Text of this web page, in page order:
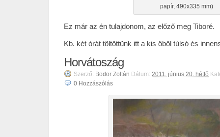
papír, 490x335 mm)
Ez már az én tulajdonom, az előző meg Tiboré.
Kb. két órát töltöttünk itt a kis öböl túlsó és
Horvátoszág
Szerző: Bodor Zoltán Dátum: 2011. június 20. hétfő
0 Hozzászólás